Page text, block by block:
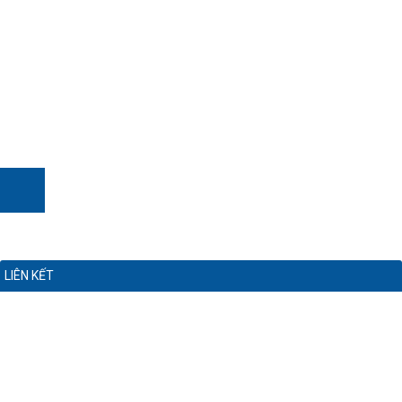
LIÊN KẾT